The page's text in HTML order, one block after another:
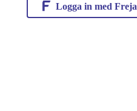
Logga in med Freja